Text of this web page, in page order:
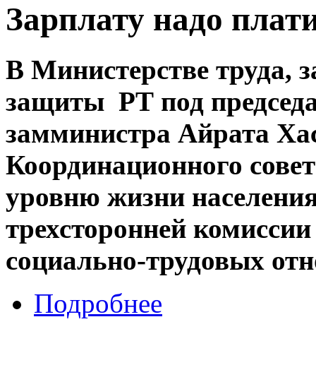
Зарплату надо
В Министерстве труда,
защиты РТ под
замминистра Айрата
Координационного
уровню жизни
трехсторонней
социально-трудовых
Подробнее